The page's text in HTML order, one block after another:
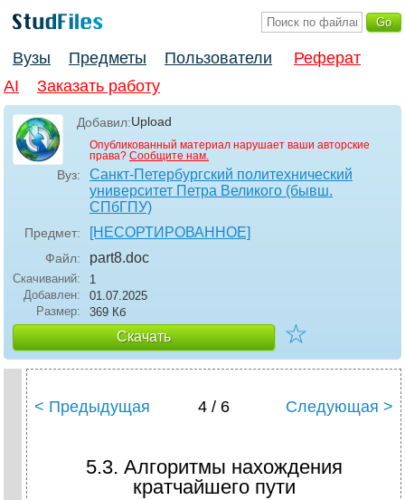
Вузы Предметы Пользователи
Реферат
AI
Заказать работу
Добавил:Upload
Опубликованный материал нарушает ваши авторские
права? Сообщите нам.
Вуз:
Санкт-Петербургский политехнический
университет Петра Великого (бывш.
СПбГПУ)
Предмет: [НЕСОРТИРОВАННОЕ]
Файл: part8.doc
Скачиваний:
1
Добавлен:
01.07.2025
Размер:
369 Кб
Скачать ☆
< Предыдущая 4 / 6 Следующая >
5.3. Алгоритмы нахождения
кратчайшего пути